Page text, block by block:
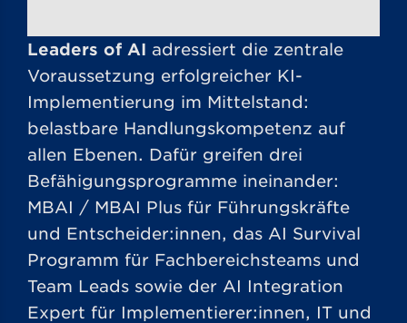
Leaders of AI adressiert die zentrale
Voraussetzung erfolgreicher KI-
Implementierung im Mittelstand:
belastbare Handlungskompetenz auf
allen Ebenen. Dafür greifen drei
Befähigungsprogramme ineinander:
MBAI / MBAI Plus für Führungskräfte
und Entscheider:innen, das AI Survival
Programm für Fachbereichsteams und
Team Leads sowie der AI Integration
Expert für Implementierer:innen, IT und